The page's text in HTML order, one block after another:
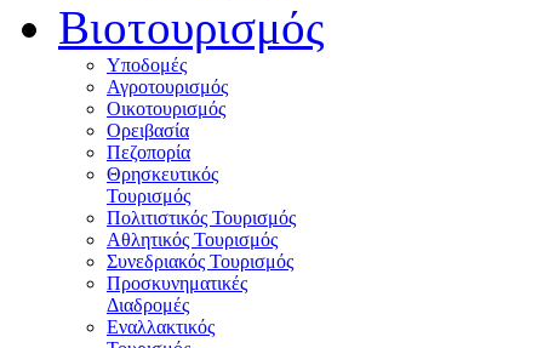
Βιοτουρισμός
Υποδομές
Αγροτουρισμός
Οικοτουρισμός
Ορειβασία
Πεζοπορία
Θρησκευτικός
Τουρισμός
Πολιτιστικός Τουρισμός
Αθλητικός Τουρισμός
Συνεδριακός Τουρισμός
Προσκυνηματικές
Διαδρομές
Εναλλακτικός